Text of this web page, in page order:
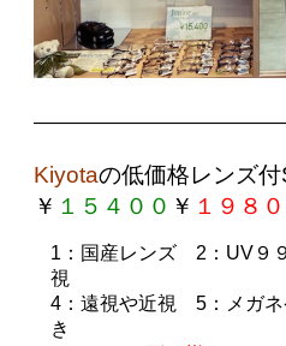
Kiyotaの低価格レンズ
￥ １５４００ ￥ １９８
1 ：国産レンズ 2 ：UV９
視
4：遠視や近視 5：メガ
き